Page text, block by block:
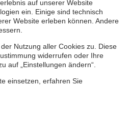
verwirklicht habe.
Unfallstelle
Kraftfahrzeugs an der